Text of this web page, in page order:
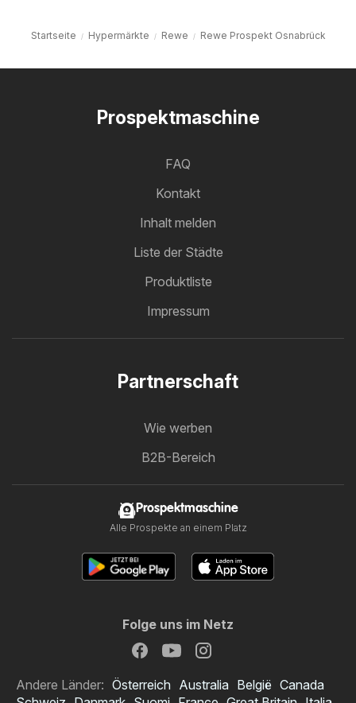
Startseite Hypermärkte Rewe Rewe Prospekt Osnabrück
Prospektmaschine
FAQ
Kontakt
Inhalt melden
Liste der Städte
Produktliste
Impressum
Partnerschaft
Wie werben
B2B-Bereich
Prospektmaschine
Alle Prospekte an einem Platz
Folge uns im Netz
Andere Länder: Österreich Australia België Canada